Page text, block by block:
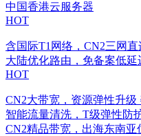
中国香港云服务器
HOT
含国际T1网络，CN2三网直
大陆优化路由，免备案低延
HOT
CN2大带宽，资源弹性升级
智能流量清洗，T级弹性防
CN2精品带宽，出海东南亚